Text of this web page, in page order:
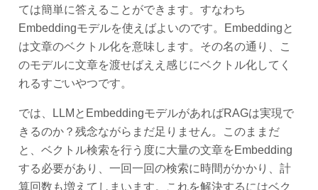
ては簡単に答えることができます。すなわち
Embeddingモデルを使えばよいのです。Embeddingと
は文章のベクトル化を意味します。その名の通り、こ
のモデルに文章を渡せばええ感じにベクトル化してく
れるすごいやつです。
では、LLMとEmbeddingモデルがあればRAGは実現で
きるのか？残念ながらまだ足りません。このままだ
と、ベクトル検索を行う度に大量の文章をEmbedding
する必要があり、一回一回の検索に時間がかかり、計
算回数も増えてしまいます。これを解決するにはベク